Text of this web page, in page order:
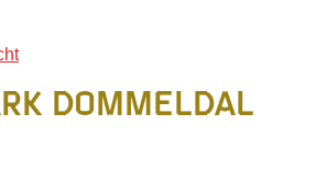
Dommeldal